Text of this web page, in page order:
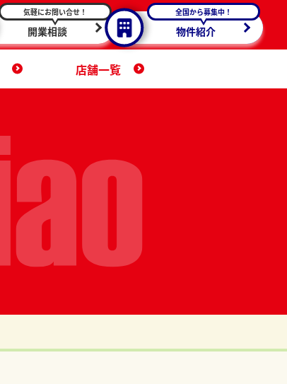
開業相談
気軽にお問い合せ！
物件紹介
全国から募集中！
店舗一覧